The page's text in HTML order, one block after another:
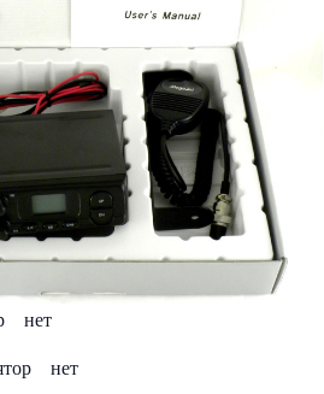
нет
да
(Roger Beep) нет
(Dual Watch) нет
нет
нет
нет
нет